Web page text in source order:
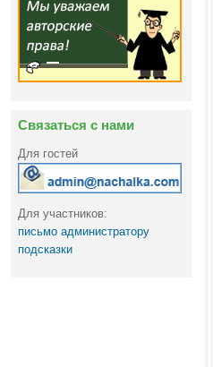
Связаться с нами
Для гостей
Для участников:
письмо администратору
подсказки